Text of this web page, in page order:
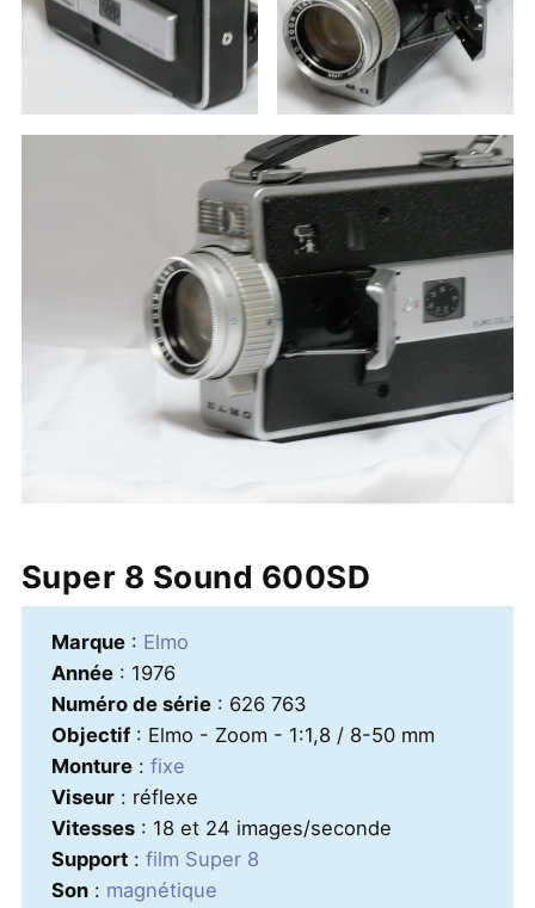
Super 8 Sound 600SD
Marque: Elmo
Année: 1976
Numéro de série: 626 763
Objectif: Elmo - Zoom - 1:1,8 / 8-50 mm
Monture: fixe
Viseur: réflexe
Vitesses: 18 et 24 images/seconde
Support: film Super 8
Son: magnétique